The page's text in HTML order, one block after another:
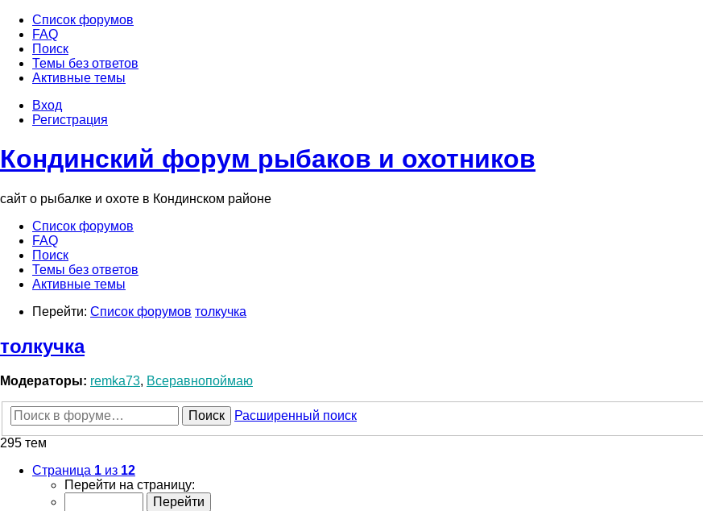
Список форумов
FAQ
Поиск
Темы без ответов
Активные темы
Вход
Регистрация
Кондинский форум рыбаков и охотников
сайт о рыбалке и охоте в Кондинском районе
Список форумов
FAQ
Поиск
Темы без ответов
Активные темы
Перейти: Список форумов толкучка
толкучка
Модераторы: remka73, Всеравнопоймаю
Поиск
Расширенный поиск
295 тем
Страница 1 из 12
Перейти на страницу: